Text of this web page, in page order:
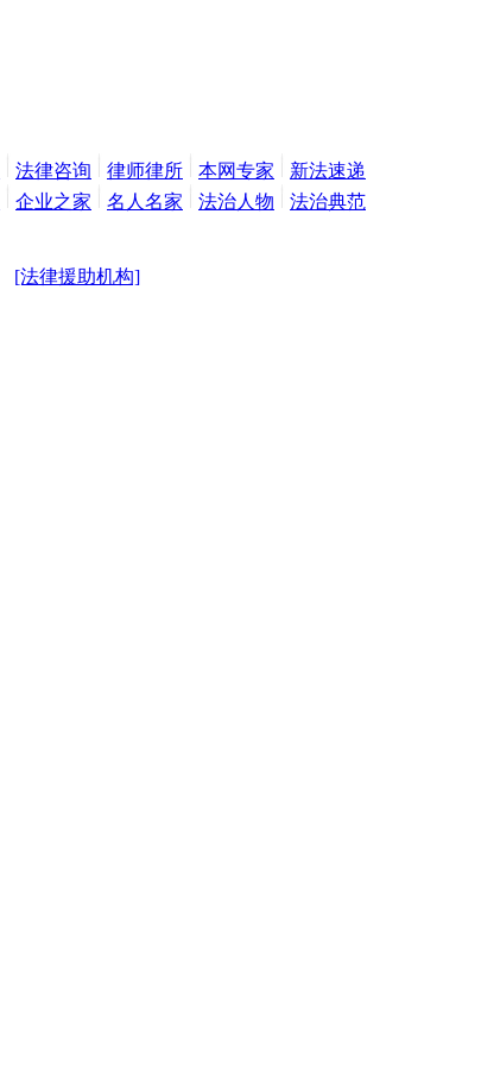
法律咨询 律师律所 本网专家
新法速递
企业之家 名人名家 法治人物
法治典范
[法律援助机构]